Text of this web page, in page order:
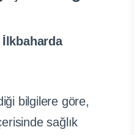
İlkbaharda
bilgilere göre,
sağlık